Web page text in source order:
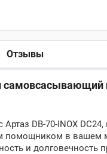
Отзывы
DB-70-INOX
помощником в вашем
и долговечность